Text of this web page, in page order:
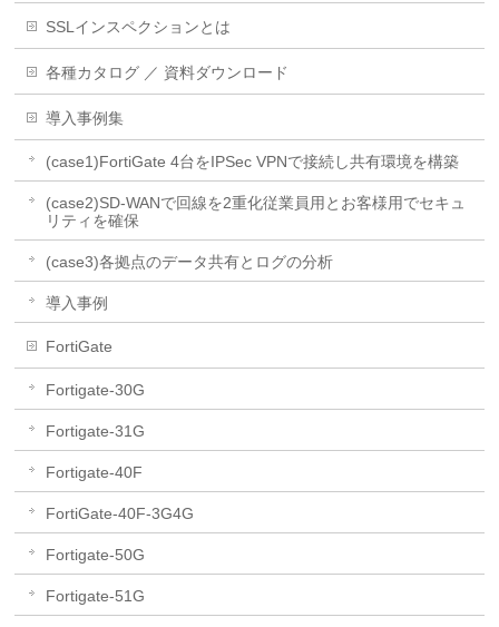
SSLインスペクションとは
各種カタログ ／ 資料ダウンロード
導入事例集
(case1)FortiGate 4台をIPSec VPNで接続し共有環境を構築
(case2)SD-WANで回線を2重化従業員用とお客様用でセキュ
リティを確保
(case3)各拠点のデータ共有とログの分析
導入事例
FortiGate
Fortigate-30G
Fortigate-31G
Fortigate-40F
FortiGate-40F-3G4G
Fortigate-50G
Fortigate-51G